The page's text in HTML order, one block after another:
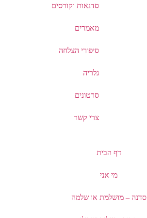
סדנאות וקורסים
מאמרים
סיפורי הצלחה
גלריה
סרטונים
צרי קשר
דף הבית
מי אני
סדנה – מושלמת או שלמה